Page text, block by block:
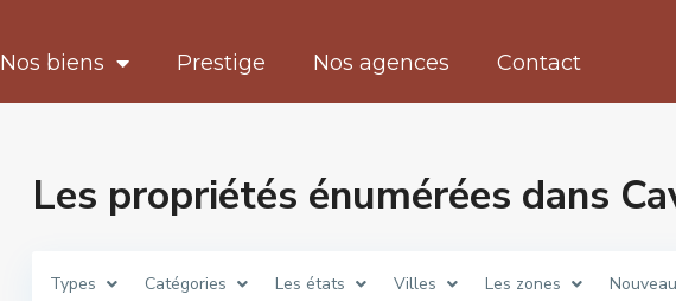
Nos biens Prestige Nos agences Contact
Les propriétés énumérées dans
Types Catégories Les états Villes Les zones